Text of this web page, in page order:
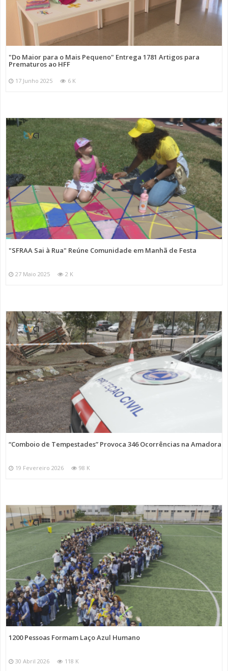
"Do Maior para o Mais Pequeno" Entrega 1781 Artigos para
Prematuros ao HFF
17 Junho 2025 6 K
"SFRAA Sai à Rua" Reúne Comunidade em Manhã de Festa
27 Maio 2025 2 K
“Comboio de Tempestades” Provoca 346 Ocorrências na Amadora
19 Fevereiro 2026 98 K
1200 Pessoas Formam Laço Azul Humano
30 Abril 2026 118 K